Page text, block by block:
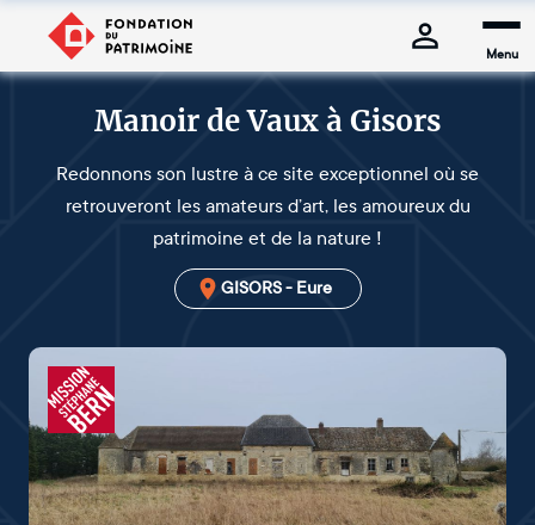
Menu
Manoir de Vaux à Gisors
Redonnons son lustre à ce site exceptionnel où se
retrouveront les amateurs d’art, les amoureux du
patrimoine et de la nature !
GISORS - Eure